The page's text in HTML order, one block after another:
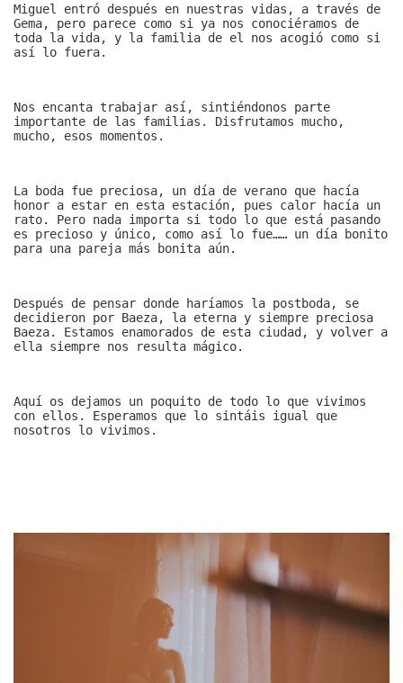
Miguel entró después en nuestras vidas, a través de
Gema, pero parece como si ya nos conociéramos de
toda la vida, y la familia de el nos acogió como si
así lo fuera.
Nos encanta trabajar así, sintiéndonos parte
importante de las familias. Disfrutamos mucho,
mucho, esos momentos.
La boda fue preciosa, un día de verano que hacía
honor a estar en esta estación, pues calor hacía un
rato. Pero nada importa si todo lo que está pasando
es precioso y único, como así lo fue…… un día bonito
para una pareja más bonita aún.
Después de pensar donde haríamos la postboda, se
decidieron por Baeza, la eterna y siempre preciosa
Baeza. Estamos enamorados de esta ciudad, y volver a
ella siempre nos resulta mágico.
Aquí os dejamos un poquito de todo lo que vivimos
con ellos. Esperamos que lo sintáis igual que
nosotros lo vivimos.